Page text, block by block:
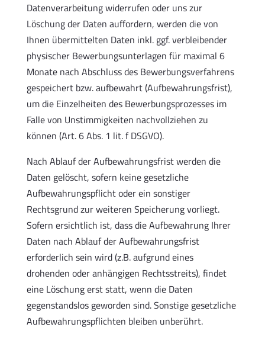
Datenverarbeitung widerrufen oder uns zur
Löschung der Daten auffordern, werden die von
Ihnen übermittelten Daten inkl. ggf. verbleibender
physischer Bewerbungsunterlagen für maximal 6
Monate nach Abschluss des Bewerbungsverfahrens
gespeichert bzw. aufbewahrt (Aufbewahrungsfrist),
um die Einzelheiten des Bewerbungsprozesses im
Falle von Unstimmigkeiten nachvollziehen zu
können (Art. 6 Abs. 1 lit. f DSGVO).
Nach Ablauf der Aufbewahrungsfrist werden die
Daten gelöscht, sofern keine gesetzliche
Aufbewahrungspflicht oder ein sonstiger
Rechtsgrund zur weiteren Speicherung vorliegt.
Sofern ersichtlich ist, dass die Aufbewahrung Ihrer
Daten nach Ablauf der Aufbewahrungsfrist
erforderlich sein wird (z.B. aufgrund eines
drohenden oder anhängigen Rechtsstreits), findet
eine Löschung erst statt, wenn die Daten
gegenstandslos geworden sind. Sonstige gesetzliche
Aufbewahrungspflichten bleiben unberührt.